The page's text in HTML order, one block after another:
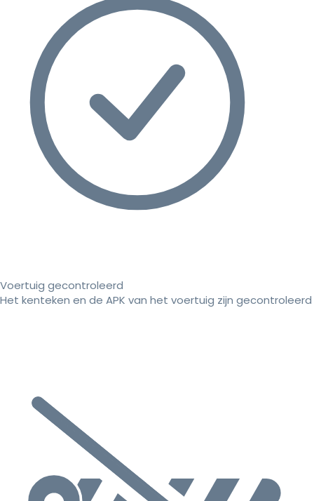
Voertuig gecontroleerd
Het kenteken en de APK van het voertuig zijn gecontroleerd